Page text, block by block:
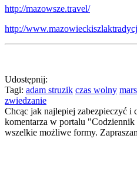
http://mazowsze.travel/
http://
Udostępnij:
Tagi: adam struzik czas wolny
zwiedzanie
Chcąc jak najlepiej zabezpieczyć i
komentarza w portalu
wszelkie możliwe formy.